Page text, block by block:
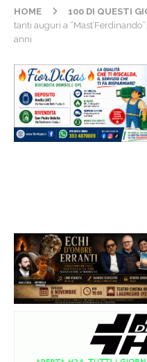
HOME 100 DI QUESTI
tanti auguri a
anni